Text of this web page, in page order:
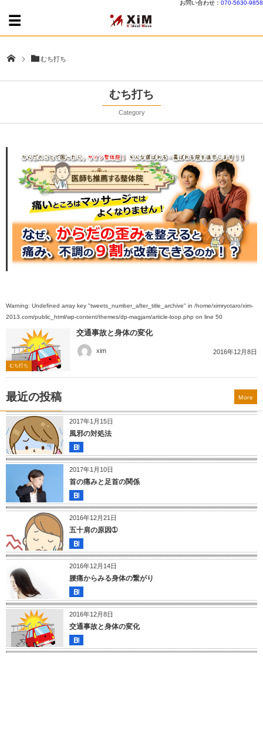
お問い合わせ： 070-5630-9858
むち打ち
むち打ち
Category
Warning: Undefined array key "tweets_number_after_title_archive" in /home/ximryotaro/xim-
2013.com/public_html/wp-content/themes/dp-magjam/article-loop.php on line 50
むち打ち
交通事故と身体の変化
xim 2016年12月8日
最近の投稿
2017年1月15日
風邪の対処法
2017年1月10日
首の痛みと足首の関係
2016年12月21日
五十肩の原因➀
2016年12月14日
腰痛からみる身体の繋がり
2016年12月8日
交通事故と身体の変化
More